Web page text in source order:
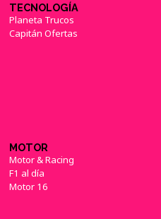
TECNOLOGÍA
Planeta Trucos
Capitán Ofertas
MOTOR
Motor & Racing
F1 al día
Motor 16